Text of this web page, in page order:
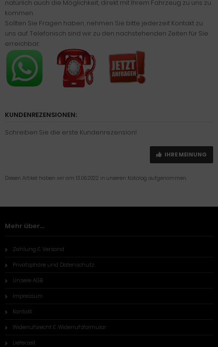
natürlich auch die Möglichkeit, direkt mit Ihrem Fahrzeug zu uns zu
kommen.
Sollten Sie Fragen haben, nehmen Sie bitte jederzeit Kontakt zu
uns auf. Telefonisch sind wir zu den nachstehenden Zeiten für Sie
erreichbar:
KUNDENREZENSIONEN:
Schreiben Sie die erste Kundenrezension!
IHRE MEINUNG
Diesen Artikel haben wir am 13.06.2022 in unseren Katalog aufgenommen.
Mehr über...
Zahlung & Versand
Privatsphäre und Datenschutz
Unsere AGB
Impressum
Kontakt
Widerrufsrecht & Widerrufsformular
Lieferzeit